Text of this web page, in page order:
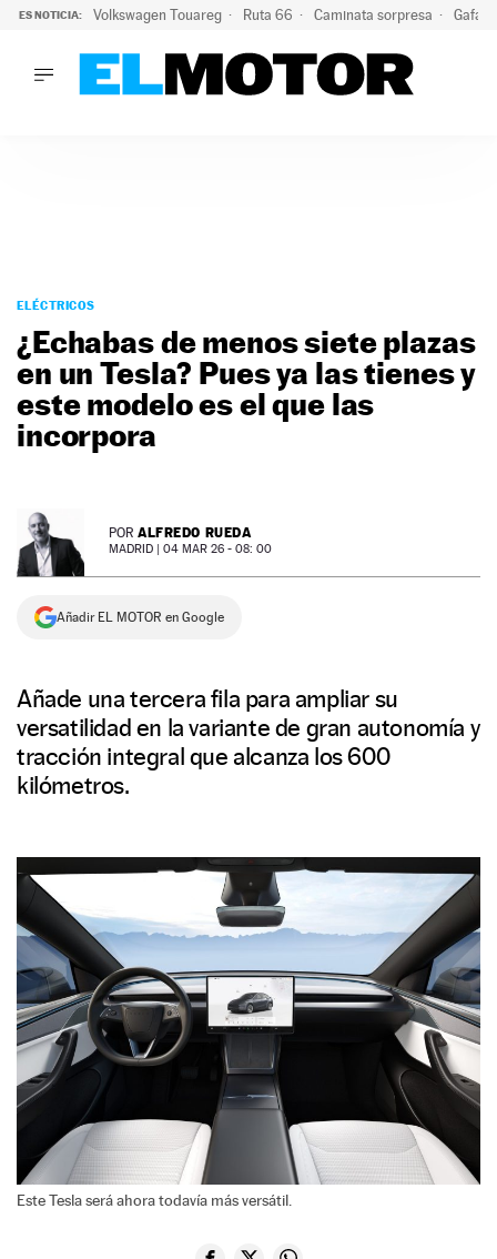
ES NOTICIA: Volkswagen Touareg Ruta 66 Caminata sorpresa Gafas
PODCAST
MOTOS
TECNOLOGÍA
SUPERCOCHES
MOTORTV
NEWSLETTER
ELÉCTRICOS
¿Echabas de menos siete plazas
en un Tesla? Pues ya las tienes y
este modelo es el que las
incorpora
POR ALFREDO RUEDA
MADRID | 04 MAR 26 - 08: 00
Añadir EL MOTOR en Google
Añade una tercera fila para ampliar su
versatilidad en la variante de gran autonomía y
tracción integral que alcanza los 600
kilómetros.
Este Tesla será ahora todavía más versátil.